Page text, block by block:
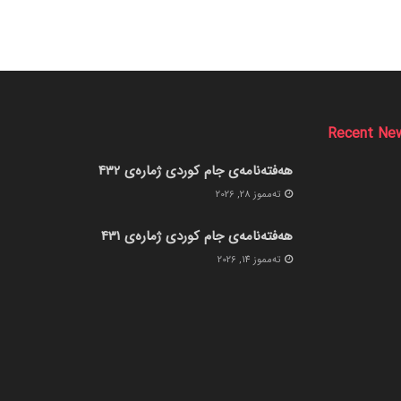
Recent
هەفتەنامەی جام کوردی ژمارەی 432
ته‌مموز 28, 2026
هەفتەنامەی جام کوردی ژمارەی 431
ته‌مموز 14, 2026